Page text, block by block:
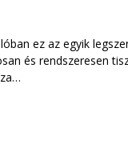
ez az egyik
és rendszeresen